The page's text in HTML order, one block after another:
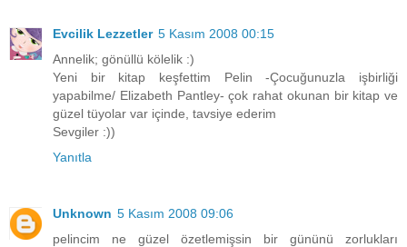
Evcilik Lezzetler 5 Kasım 2008 00:15
Annelik; gönüllü kölelik :)
Yeni bir kitap keşfettim Pelin -Çocuğunuzla işbirliği
yapabilme/ Elizabeth Pantley- çok rahat okunan bir kitap ve
güzel tüyolar var içinde, tavsiye ederim
Sevgiler :))
Yanıtla
Unknown 5 Kasım 2008 09:06
pelincim ne güzel özetlemişsin bir gününü zorlukları